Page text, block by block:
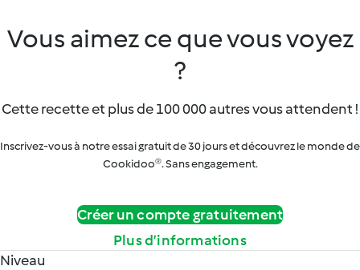
Vous aimez ce que vous voyez
?
Cette recette et plus de 100 000 autres vous attendent !
Inscrivez-vous à notre essai gratuit de 30 jours et découvrez le monde de
Cookidoo®. Sans engagement.
Créer un compte gratuitement
Plus d’informations
Niveau